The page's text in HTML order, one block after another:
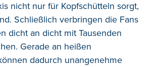
nicht nur für Kopfschütteln sorgt,
Schließlich verbringen die Fans
dicht an dicht mit Tausenden
Gerade an heißen
dadurch unangenehme